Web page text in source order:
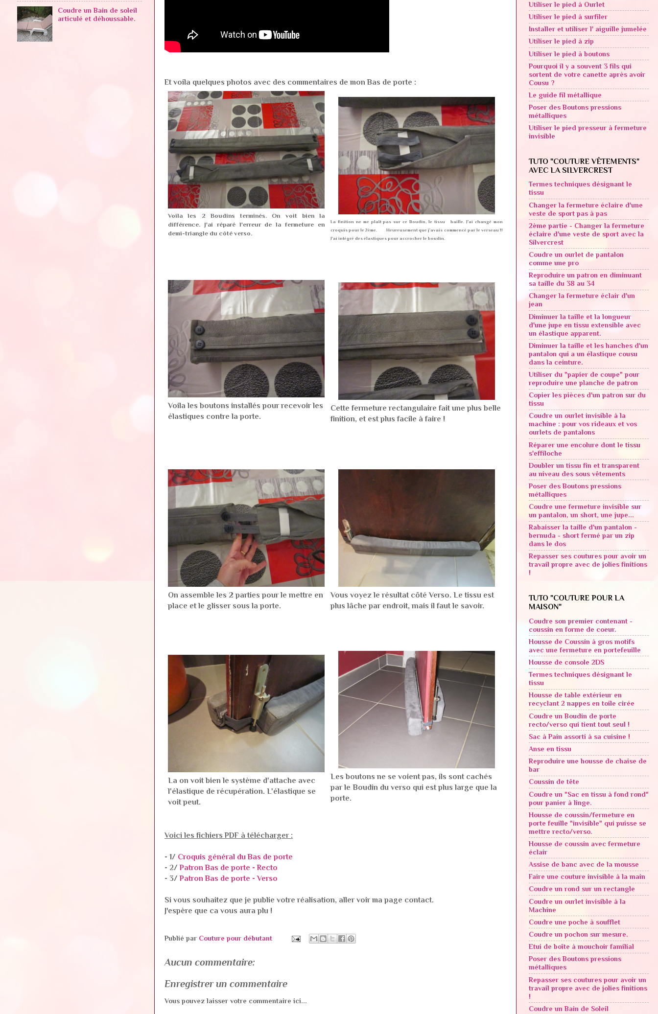
Et voila quelques photos avec des commentaires de mon Bas de porte :
Voila les 2 Boudins terminés. On voit bien la
différence. J'ai réparé l'erreur de la fermeture en
demi-triangle du côté verso.
La finition ne me plaît pas sur ce Boudin, le tissu baille. J'ai changé mon
croquis pour le 2ème. Heureusement que j'avais commencé par le verseau !!
J'ai intégré des élastiques pour accrocher le boudin.
Voila les boutons installés pour recevoir les
élastiques contre la porte.
Cette fermeture rectangulaire fait une plus belle
finition, et est plus facile à faire !
On assemble les 2 parties pour le mettre en
place et le glisser sous la porte.
Vous voyez le résultat côté Verso. Le tissu est
plus lâche par endroit, mais il faut le savoir.
La on voit bien le système d'attache avec
l'élastique de récupération. L'élastique se
voit peut.
Les boutons ne se voient pas, ils sont cachés
par le Boudin du verso qui est plus large que la
porte.
Voici les fichiers PDF à télécharger :
- 1/ Croquis général du Bas de porte
- 2/Patron Bas de porte - Recto
- 3/Patron Bas de porte - Verso
Si vous souhaitez que je publie votre réalisation, aller voir ma page contact.
J'espère que ca vous aura plu !
Publié par Couture pour débutant
Aucun commentaire:
Enregistrer un commentaire
Vous pouvez laisser votre commentaire ici...
Coudre un Bain de soleil
articulé et déhoussable.
Utiliser le pied à Ourlet
Utiliser le pied à surfiler
Installer et utiliser l' aiguille jumelée
Utiliser le pied à zip
Utiliser le pied à boutons
Pourquoi il y a souvent 3 fils qui
sortent de votre canette après avoir
Cousu ?
Le guide fil métallique
Poser des Boutons pressions
métalliques
Utiliser le pied presseur à fermeture
invisible
TUTO "COUTURE VÊTEMENTS"
AVEC LA SILVERCREST
Termes techniques désignant le
tissu
Changer la fermeture éclaire d'une
veste de sport pas à pas
2ème partie - Changer la fermeture
éclaire d'une veste de sport avec la
Silvercrest
Coudre un ourlet de pantalon
comme une pro
Reproduire un patron en diminuant
sa taille du 38 au 34
Changer la fermeture éclair d'un
jean
Diminuer la taille et la longueur
d'une jupe en tissu extensible avec
un élastique apparent.
Diminuer la taille et les hanches d'un
pantalon qui a un élastique cousu
dans la ceinture.
Utiliser du "papier de coupe" pour
reproduire une planche de patron
Copier les pièces d'un patron sur du
tissu
Coudre un ourlet invisible à la
machine : pour vos rideaux et vos
ourlets de pantalons
Réparer une encolure dont le tissu
s'effiloche
Doubler un tissu fin et transparent
au niveau des sous vêtements
Poser des Boutons pressions
métalliques
Coudre une fermeture invisible sur
un pantalon, un short, une jupe...
Rabaisser la taille d'un pantalon -
bernuda - short fermé par un zip
dans le dos
Repasser ses coutures pour avoir un
travail propre avec de jolies finitions
!
TUTO "COUTURE POUR LA
MAISON"
Coudre son premier contenant -
coussin en forme de coeur.
Housse de Coussin à gros motifs
avec une fermeture en portefeuille
Housse de console 2DS
Termes techniques désignant le
tissu
Housse de table extérieur en
recyclant 2 nappes en toile cirée
Coudre un Boudin de porte
recto/verso qui tient tout seul !
Sac à Pain assorti à sa cuisine !
Anse en tissu
Reproduire une housse de chaise de
bar
Coussin de tête
Coudre un "Sac en tissu à fond rond"
pour panier à linge.
Housse de coussin/fermeture en
porte feuille "invisible" qui puisse se
mettre recto/verso.
Housse de coussin avec fermeture
éclair
Assise de banc avec de la mousse
Faire une couture invisible à la main
Coudre un rond sur un rectangle
Coudre un ourlet invisible à la
Machine
Coudre une poche à soufflet
Coudre un pochon sur mesure.
Etui de boîte à mouchoir familial
Poser des Boutons pressions
métalliques
Repasser ses coutures pour avoir un
travail propre avec de jolies finitions
!
Coudre un Bain de Soleil